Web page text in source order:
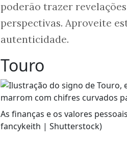
poderão trazer
perspectivas. Aproveite
autenticidade.
Touro
As finanças e os valores
fancykeith | Shutterstock)